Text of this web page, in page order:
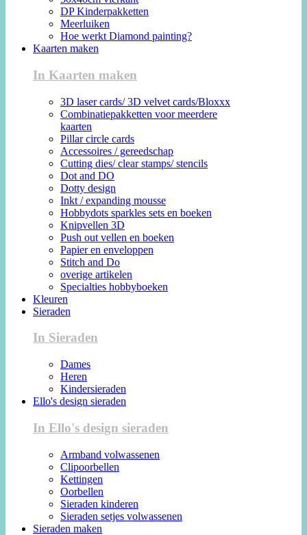
DP Kinderpakketten
Meerluiken
Hoe werkt Diamond painting?
Kaarten maken
In Kaarten maken
3D laser cards/ 3D velvet cards/Bloxxx
Combinatiepakketten voor meerdere
kaarten
Pillar circle cards
Accessoires / gereedschap
Cutting dies/ clear stamps/ stencils
Dot and DO
Dotty design
Inkt / expanding mousse
Hobbydots sparkles sets en boeken
Knipvellen 3D
Push out vellen en boeken
Papier en enveloppen
Stitch and Do
overige artikelen
Specialties hobbyboeken
Kleuren
Sieraden
In Sieraden
Dames
Heren
Kindersieraden
Ello's design sieraden
In Ello's design sieraden
Armband volwassenen
Clipoorbellen
Kettingen
Oorbellen
Sieraden kinderen
Sieraden setjes volwassenen
Sieraden maken